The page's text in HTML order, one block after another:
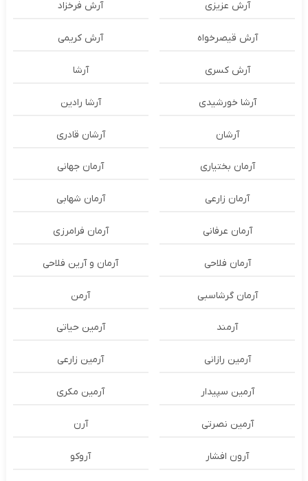
آرش عزیزی آرش فرخزاد
آرش قیصرخواه آرش کریمی
آرش کسری آرشا
آرشا خورشیدی آرشا رادین
آرشان آرشان قادری
آرمان بختیاری آرمان جهانی
آرمان زارعی آرمان شهابی
آرمان عرفانی آرمان فرامرزی
آرمان فلاحی آرمان و آرین فلاحی
آرمان گرشاسبی آرمن
آرمند آرمین حیاتی
آرمین رازانی آرمین زارعی
آرمین سپیدار آرمین مکری
آرمین نصرتی آرن
آرون افشار آروکو